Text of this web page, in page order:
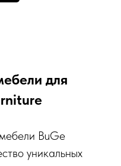
для
BuGe
уникальных